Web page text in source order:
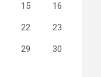
15 16
22 23
29 30